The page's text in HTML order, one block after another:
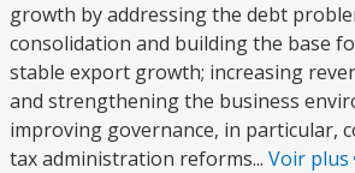
growth by addressing the debt
consolidation and building the base
stable export growth; increasing
and strengthening the business
improving governance, in particular,
tax administration reforms... Voir plus